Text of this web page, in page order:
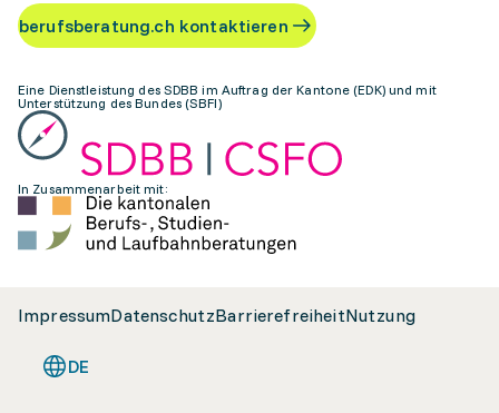
berufsberatung.ch kontaktieren
Eine Dienstleistung des SDBB im Auftrag der Kantone (EDK) und mit
Unterstützung des Bundes (SBFI)
In Zusammenarbeit mit:
ImpressumDatenschutzBarrierefreiheitNutzung
DE